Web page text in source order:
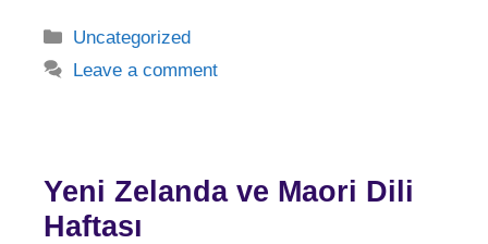
Categories
Uncategorized
Leave a comment
Yeni Zelanda ve Maori Dili
Haftası